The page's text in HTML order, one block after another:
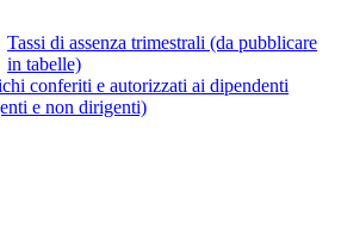
Tassi di assenza trimestrali (da pubblicare
in tabelle)
conferiti e autorizzati ai dipendenti
e non dirigenti)